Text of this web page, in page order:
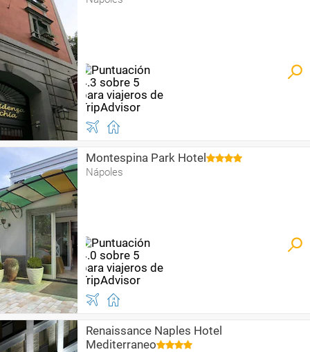
Montespina Park Hotel
Nápoles
Renaissance Naples Hotel
Mediterraneo